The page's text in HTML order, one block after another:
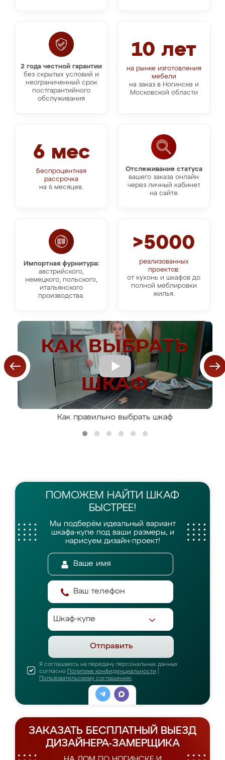
10 лет
на рынке изготовления
мебели
на заказ в Ногинске и
Московской области
2 года честной гарантии
без скрытых условий и
неограниченный срок
постгарантийного
обслуживания
Отслеживание статуса
вашего заказа онлайн
через личный кабинет
на сайте
6 мес
Беспроцентная
рассрочка
на 6 месяцев.
Импортная фурнитура:
австрийского,
немецкого, польского,
итальянского
производства.
>5000
реализованных
проектов:
от кухонь и шкафов до
полной меблировки
жилья.
Как правильно выбрать шкаф
ПОМОЖЕМ НАЙТИ ШКАФ
БЫСТРЕЕ!
Мы подберём идеальный вариант
шкафа-купе под ваши размеры, и
нарисуем дизайн-проект!
Отправить
Я соглашаюсь на передачу персональных данных
согласно Политике конфиденциальности
Пользовательскому соглашению
ЗАКАЗАТЬ БЕСПЛАТНЫЙ ВЫЕЗД
ДИЗАЙНЕРА-ЗАМЕРЩИКА